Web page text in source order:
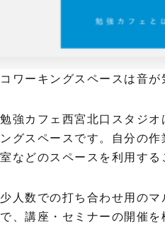
コワーキングスペースは音
勉強カフェ西宮北口スタジ
ングスペースです。自分の
室などのスペースを利用する
少人数での打ち合わせ用の
で、講座・セミナーの開催